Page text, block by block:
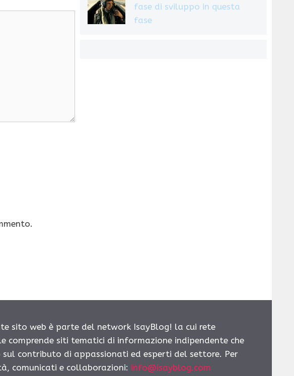
fase di sviluppo in questa
fase
sito web è parte del network IsayBlog! la cui rete
comprende siti tematici di informazione indipendente che
sul contributo di appassionati ed esperti del settore. Per
comunicati e collaborazioni: info@isayblog.com